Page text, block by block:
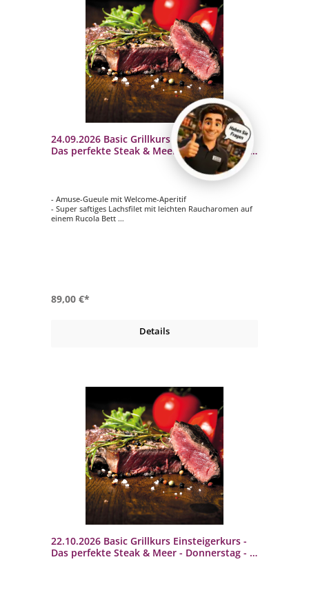
24.09.2026 Basic Grillkurs Einsteigerkurs -
Das perfekte Steak & Meer - Donnerstag - 3
- Amuse-Gueule mit Welcome-Aperitif
- Super saftiges Lachsfilet mit leichten Raucharomen auf
einem Rucola Bett
89,00 €*
Details
22.10.2026 Basic Grillkurs Einsteigerkurs -
Das perfekte Steak & Meer - Donnerstag - 3